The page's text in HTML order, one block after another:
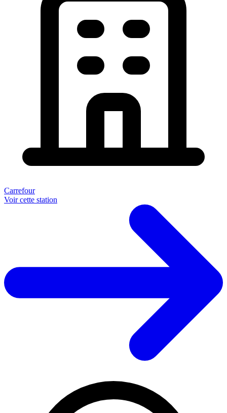
Carrefour
Voir cette station